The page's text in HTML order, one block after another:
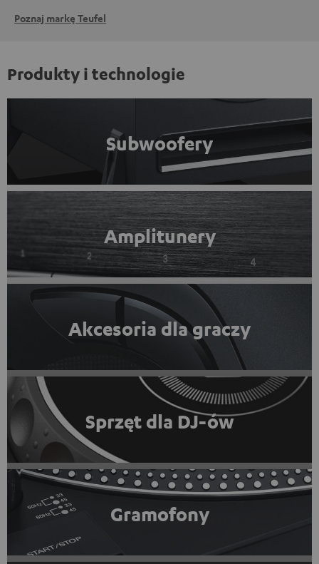
Poznaj markę Teufel
Produkty i technologie
Subwoofery
Amplitunery
Akcesoria dla graczy
Sprzęt dla DJ-ów
Gramofony